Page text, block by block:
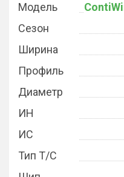
Модель
Сезон
Ширина
Профиль
Диаметр
ИН
ИС
Тип Т/С